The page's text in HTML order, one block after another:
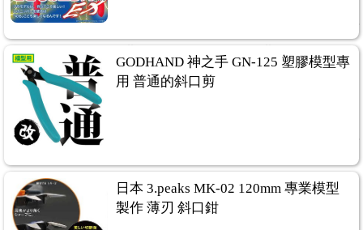
GODHAND 神之手 GN-125 塑膠模型專
用 普通的斜口剪
日本 3.peaks MK-02 120mm 專業模型
製作 薄刃 斜口鉗